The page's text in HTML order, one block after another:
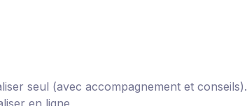
seul (avec accompagnement et conseils).
en ligne.